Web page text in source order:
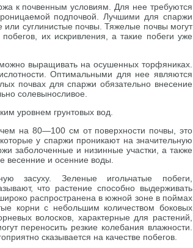
к почвенным условиям. Для нее требуются
подпочвой. Лучшими для спаржи
или суглинистые почвы. Тяжелые почвы могут
их искривления, а такие побеги уже
выращивать на осушенных торфяниках.
Оптимальными для нее являются
почвах для спаржи обязательно внесение
солевыносливое.
уровнем грунтовых вод.
на 80—100 см от поверхности почвы, это
у спаржи проникают на значительную
заболоченные и низинные участки, а также
весенние и осенние воды.
засуху. Зеленые игольчатые побеги,
что растение способно выдерживать
распространена в южной зоне в поймах
корни с небольшим количеством боковых
волосков, характерные для растений,
переносить резкие колебания влажности.
сказывается на качестве побегов.